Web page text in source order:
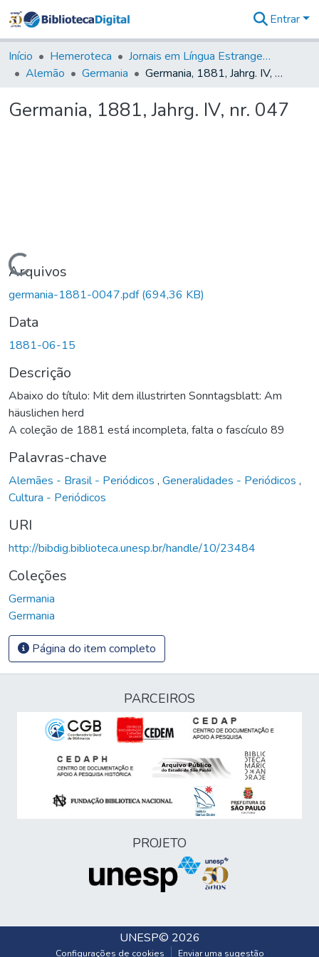
&
Coleções
Tudo na
Digital
Entrar
Início Hemeroteca
Jornais em Língua Estrangeira
Alemão
Germania Germania, 1881, Jahrg. IV, nr. 047
Germania, 1881, Jahrg. IV, nr. 047
Carregando...
Arquivos
germania-1881-0047.pdf(694,36 KB)
Data
1881-06-15
Descrição
Abaixo do título: Mit dem illustrirten Sonntagsblatt: Am
häuslichen herd
A coleção de 1881 está incompleta, falta o fascículo 89
Palavras-chave
Alemães - Brasil - Periódicos , Generalidades - Periódicos ,
Cultura - Periódicos
URI
http://bibdig.biblioteca.unesp.br/handle/10/23484
Coleções
Germania
Germania
Página do item completo
PARCEIROS
PROJETO
UNESP© 2026
Configurações de cookies Enviar uma sugestão